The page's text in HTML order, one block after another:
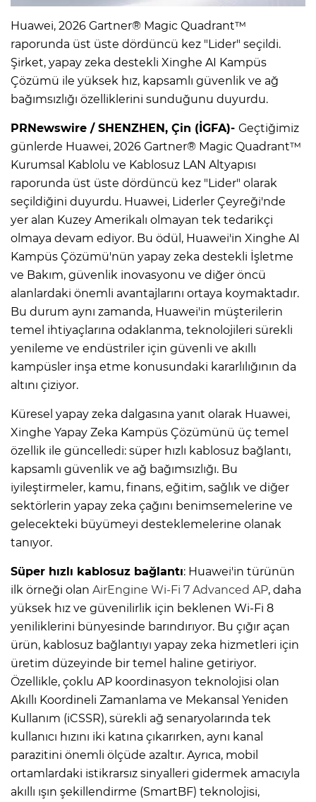
Huawei, 2026 Gartner® Magic Quadrant™
raporunda üst üste dördüncü kez "Lider" seçildi.
Şirket, yapay zeka destekli Xinghe AI Kampüs
Çözümü ile yüksek hız, kapsamlı güvenlik ve ağ
bağımsızlığı özelliklerini sunduğunu duyurdu.
PRNewswire / SHENZHEN, Çin (İGFA)- Geçtiğimiz
günlerde Huawei, 2026 Gartner® Magic Quadrant™
Kurumsal Kablolu ve Kablosuz LAN Altyapısı
raporunda üst üste dördüncü kez "Lider" olarak
seçildiğini duyurdu. Huawei, Liderler Çeyreği'nde
yer alan Kuzey Amerikalı olmayan tek tedarikçi
olmaya devam ediyor. Bu ödül, Huawei'in Xinghe AI
Kampüs Çözümü'nün yapay zeka destekli İşletme
ve Bakım, güvenlik inovasyonu ve diğer öncü
alanlardaki önemli avantajlarını ortaya koymaktadır.
Bu durum aynı zamanda, Huawei'in müşterilerin
temel ihtiyaçlarına odaklanma, teknolojileri sürekli
yenileme ve endüstriler için güvenli ve akıllı
kampüsler inşa etme konusundaki kararlılığının da
altını çiziyor.
Küresel yapay zeka dalgasına yanıt olarak Huawei,
Xinghe Yapay Zeka Kampüs Çözümünü üç temel
özellik ile güncelledi: süper hızlı kablosuz bağlantı,
kapsamlı güvenlik ve ağ bağımsızlığı. Bu
iyileştirmeler, kamu, finans, eğitim, sağlık ve diğer
sektörlerin yapay zeka çağını benimsemelerine ve
gelecekteki büyümeyi desteklemelerine olanak
tanıyor.
Süper hızlı kablosuz bağlantı: Huawei'in türünün
ilk örneği olan AirEngine Wi-Fi 7 Advanced AP, daha
yüksek hız ve güvenilirlik için beklenen Wi-Fi 8
yeniliklerini bünyesinde barındırıyor. Bu çığır açan
ürün, kablosuz bağlantıyı yapay zeka hizmetleri için
üretim düzeyinde bir temel haline getiriyor.
Özellikle, çoklu AP koordinasyon teknolojisi olan
Akıllı Koordineli Zamanlama ve Mekansal Yeniden
Kullanım (iCSSR), sürekli ağ senaryolarında tek
kullanıcı hızını iki katına çıkarırken, aynı kanal
parazitini önemli ölçüde azaltır. Ayrıca, mobil
ortamlardaki istikrarsız sinyalleri gidermek amacıyla
akıllı ışın şekillendirme (SmartBF) teknolojisi,